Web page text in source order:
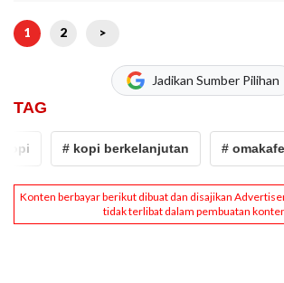
1 2 >
Jadikan Sumber Pilihan
TAG
# kopi berkelanjutan # omakafe